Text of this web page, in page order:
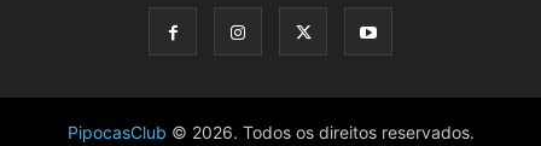
PipocasClub © 2026. Todos os direitos reservados.